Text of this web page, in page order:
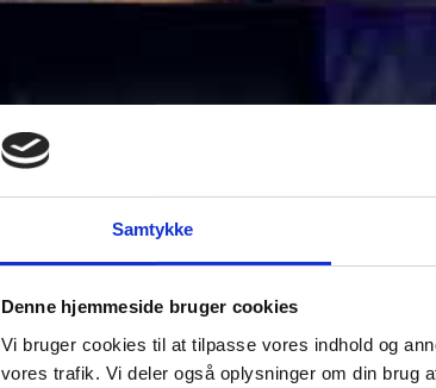
Samtykke
Denne hjemmeside bruger cookies
Vi bruger cookies til at tilpasse vores indhold og
vores trafik. Vi deler også oplysninger om din brug